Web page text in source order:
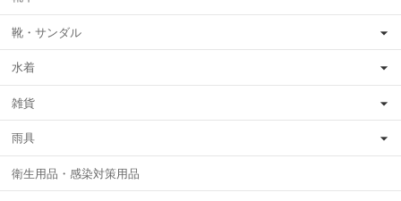
靴・サンダル
水着
雑貨
雨具
衛生用品・感染対策用品